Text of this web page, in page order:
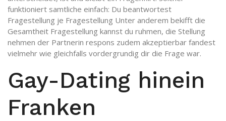
funktioniert samtliche einfach: Du beantwortest
Fragestellung je Fragestellung Unter anderem bekifft die
Gesamtheit Fragestellung kannst du ruhmen, die Stellung
nehmen der Partnerin respons zudem akzeptierbar fandest
vielmehr wie gleichfalls vordergrundig dir die Frage war.
Gay-Dating hinein
Franken